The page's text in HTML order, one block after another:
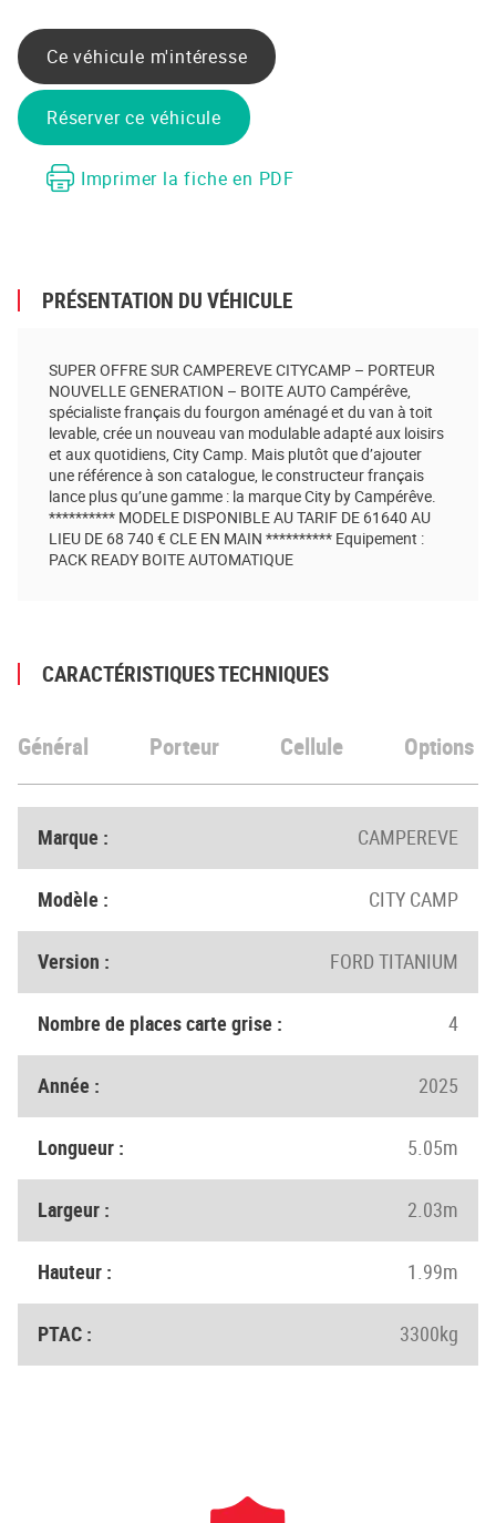
Ce véhicule m'intéresse
Réserver ce véhicule
Imprimer la fiche en PDF
PRÉSENTATION DU VÉHICULE
SUPER OFFRE SUR CAMPEREVE CITYCAMP – PORTEUR
NOUVELLE GENERATION – BOITE AUTO Campérêve,
spécialiste français du fourgon aménagé et du van à toit
levable, crée un nouveau van modulable adapté aux loisirs
et aux quotidiens, City Camp. Mais plutôt que d’ajouter
une référence à son catalogue, le constructeur français
lance plus qu’une gamme : la marque City by Campérêve.
********** MODELE DISPONIBLE AU TARIF DE 61640 AU
LIEU DE 68 740 € CLE EN MAIN ********** Equipement :
PACK READY BOITE AUTOMATIQUE
CARACTÉRISTIQUES TECHNIQUES
Général Porteur Cellule Options
Marque : CAMPEREVE
Modèle : CITY CAMP
Version : FORD TITANIUM
Nombre de places carte grise : 4
Année : 2025
Longueur : 5.05m
Largeur : 2.03m
Hauteur : 1.99m
PTAC : 3300kg